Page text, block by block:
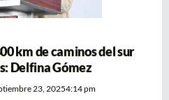
km de caminos del sur
Delfina Gómez
23, 20254:14 pm